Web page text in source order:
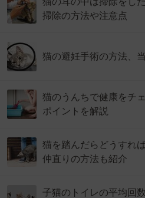
掃除の方法や注意点
猫の避妊手術の方法、
猫のうんちで健康をチ
ポイントを解説
猫を踏んだらどうすれ
仲直りの方法も紹介
子猫のトイレの平均回